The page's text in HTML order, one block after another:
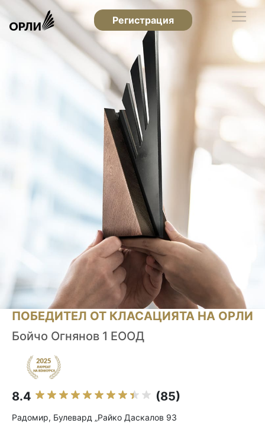
Регистрация
ПОБЕДИТЕЛ ОТ КЛАСАЦИЯТА НА ОРЛИ
Бойчо Огнянов 1 ЕООД
8.4 (85)
Радомир, Булевард „Райко Даскалов 93